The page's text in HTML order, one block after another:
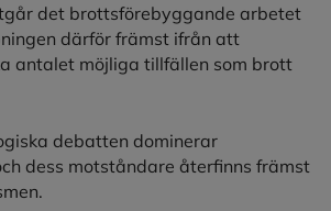
det brottsförebyggande arbetet
därför främst ifrån att
antalet möjliga tillfällen som brott
debatten dominerar
dess motståndare återfinns främst